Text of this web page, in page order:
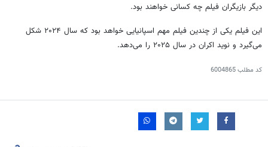
دیگر بازیگران فیلم چه کسانی خواهند بود.
این فیلم یکی از چندین فیلم مهم اسپانیایی خواهد بود که سال ۲۰۲۴ شکل
می‌گیرد و نوید اکران در سال ۲۰۲۵ را می‌دهد.
کد مطلب6004865